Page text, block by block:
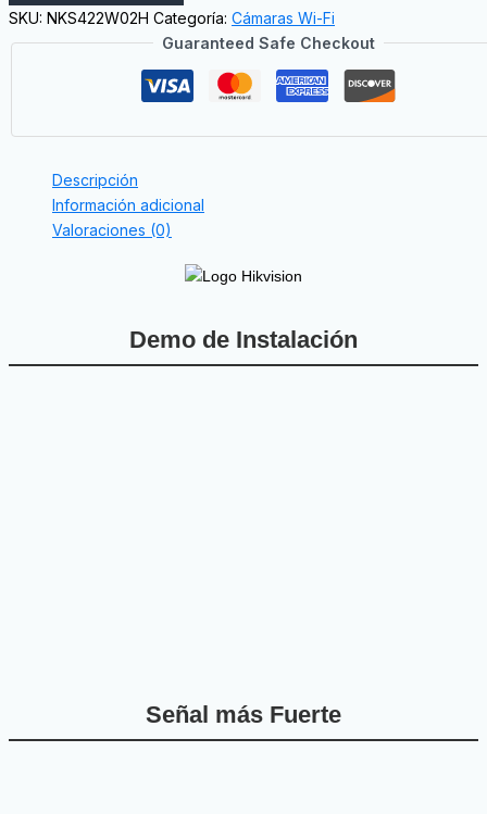
SKU: NKS422W02H Categoría: Cámaras Wi-Fi
Guaranteed Safe Checkout
Descripción
Información adicional
Valoraciones (0)
Demo de Instalación
Señal más Fuerte